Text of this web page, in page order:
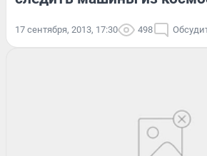
17 сентября, 2013, 17:30 498